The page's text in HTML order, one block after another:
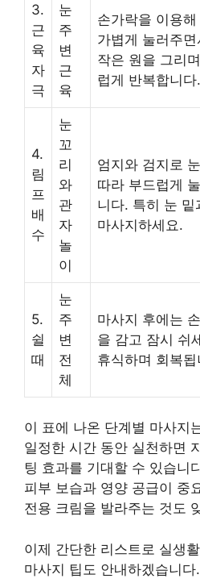
3.
근
육
자
극
눈
주
변
근
육
손가락을 이용
가볍게 눌러주
작은 원을 그리
럽게 반복합니다.
4.
림
프
배
수
눈
꼬
리
와
관
자
놀
이
엄지와 검지로
따라 부드럽게
니다. 특히 눈 밑
마사지하세요.
5.
쉴
때
눈
주
변
전
체
마사지 후에는
을 감고 잠시 쉬
휴식하며 회복됩
이 표에 나온 단계별 마사지
일정한 시간 동안 실천하면
팅 효과를 기대할 수 있습니
피부 보습과 영양 공급이 중
전용 크림을 발라주는 것도
이제 간단한 리스트로 실생
마사지 팁도 안내하겠습니다.